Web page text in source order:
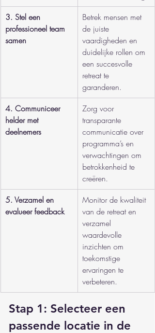
3. Stel een
professioneel team
samen
Betrek mensen met
de juiste
vaardigheden en
duidelijke rollen om
een succesvolle
retreat te
garanderen.
4. Communiceer
helder met
deelnemers
Zorg voor
transparante
communicatie over
programma’s en
verwachtingen om
betrokkenheid te
creëren.
5. Verzamel en
evalueer feedback
Monitor de kwaliteit
van de retreat en
verzamel
waardevolle
inzichten om
toekomstige
ervaringen te
verbeteren.
Stap 1: Selecteer een
passende locatie in de